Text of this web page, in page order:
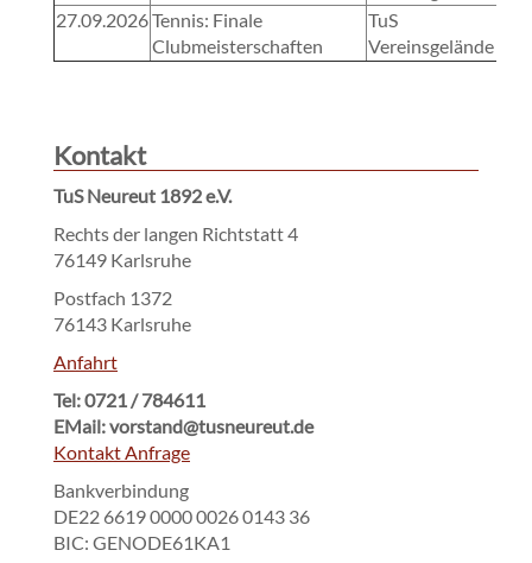
27.09.2026Tennis: Finale
Clubmeisterschaften
TuS
Vereinsgelände
Kontakt
TuS Neureut 1892 e.V.
Rechts der langen Richtstatt 4
76149 Karlsruhe
Postfach 1372
76143 Karlsruhe
Anfahrt
Tel: 0721 / 784611
EMail: vorstand@tusneureut.de
Kontakt Anfrage
Bankverbindung
DE22 6619 0000 0026 0143 36
BIC: GENODE61KA1